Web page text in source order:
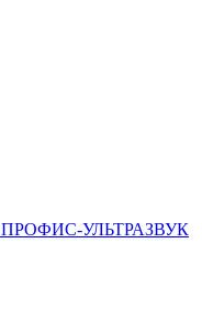
ПРОФИС-УЛЬТРАЗВУК